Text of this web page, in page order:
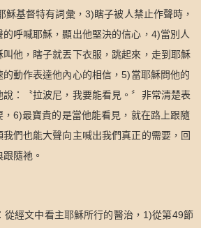
穌基督特有詞彙， 3) 瞎子被人禁止作聲時，
的呼喊耶穌，顯出他堅決的信心， 4)當別人
叫他，瞎子就丟下衣服，跳起來，走到耶穌
的動作表達他內心的相信，5) 當耶穌問他的
說：〝拉波尼，我要能看見。〞非常清楚表
6)最寶貴的是當他能看見，就在路上跟隨
我們也能大聲向主喊出我們真正的需要，回
隨祂。
從經文中看主耶穌所行的醫治， 1)從第49節